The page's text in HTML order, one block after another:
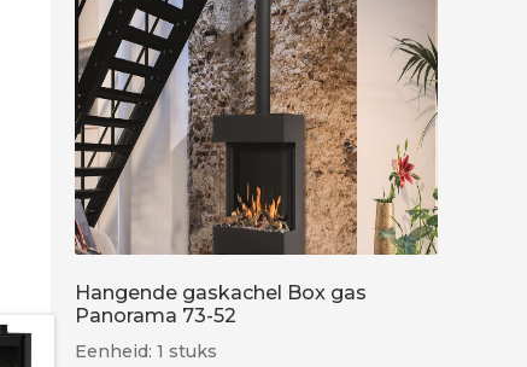
Hangende gaskachel Box gas
Panorama 73-52
Eenheid: 1 stuks